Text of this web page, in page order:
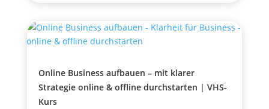
Online Business aufbauen – mit klarer
Strategie online & offline durchstarten | VHS-
Kurs